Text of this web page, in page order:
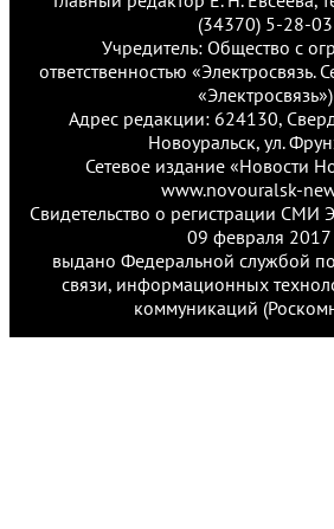
(34370) 5-28-03
Учредитель: Общество с
ответственностью «Электросвязь.
«Электросвязь»)
Адрес редакции: 624130,
Новоуральск, ул.
Сетевое издание «Новости
www.novouralsk-
Свидетельство о регистрации
09 февраля 2017
выдано Федеральной службой
связи, информационных
коммуникаций